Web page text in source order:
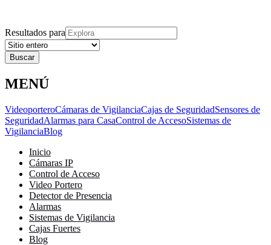
Resultados para
MENÚ
VideoporteroCámaras de VigilanciaCajas de SeguridadSensores de
SeguridadAlarmas para CasaControl de AccesoSistemas de
VigilanciaBlog
Inicio
Cámaras IP
Control de Acceso
Video Portero
Detector de Presencia
Alarmas
Sistemas de Vigilancia
Cajas Fuertes
Blog